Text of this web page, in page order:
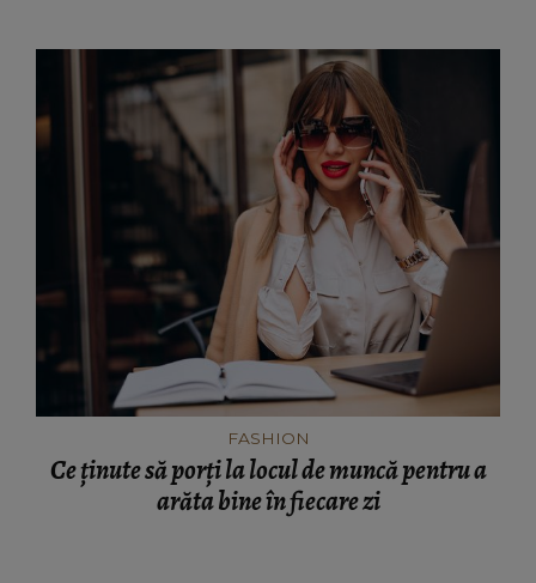
FASHION
Ce ținute să porți la locul de muncă pentru a
arăta bine în fiecare zi